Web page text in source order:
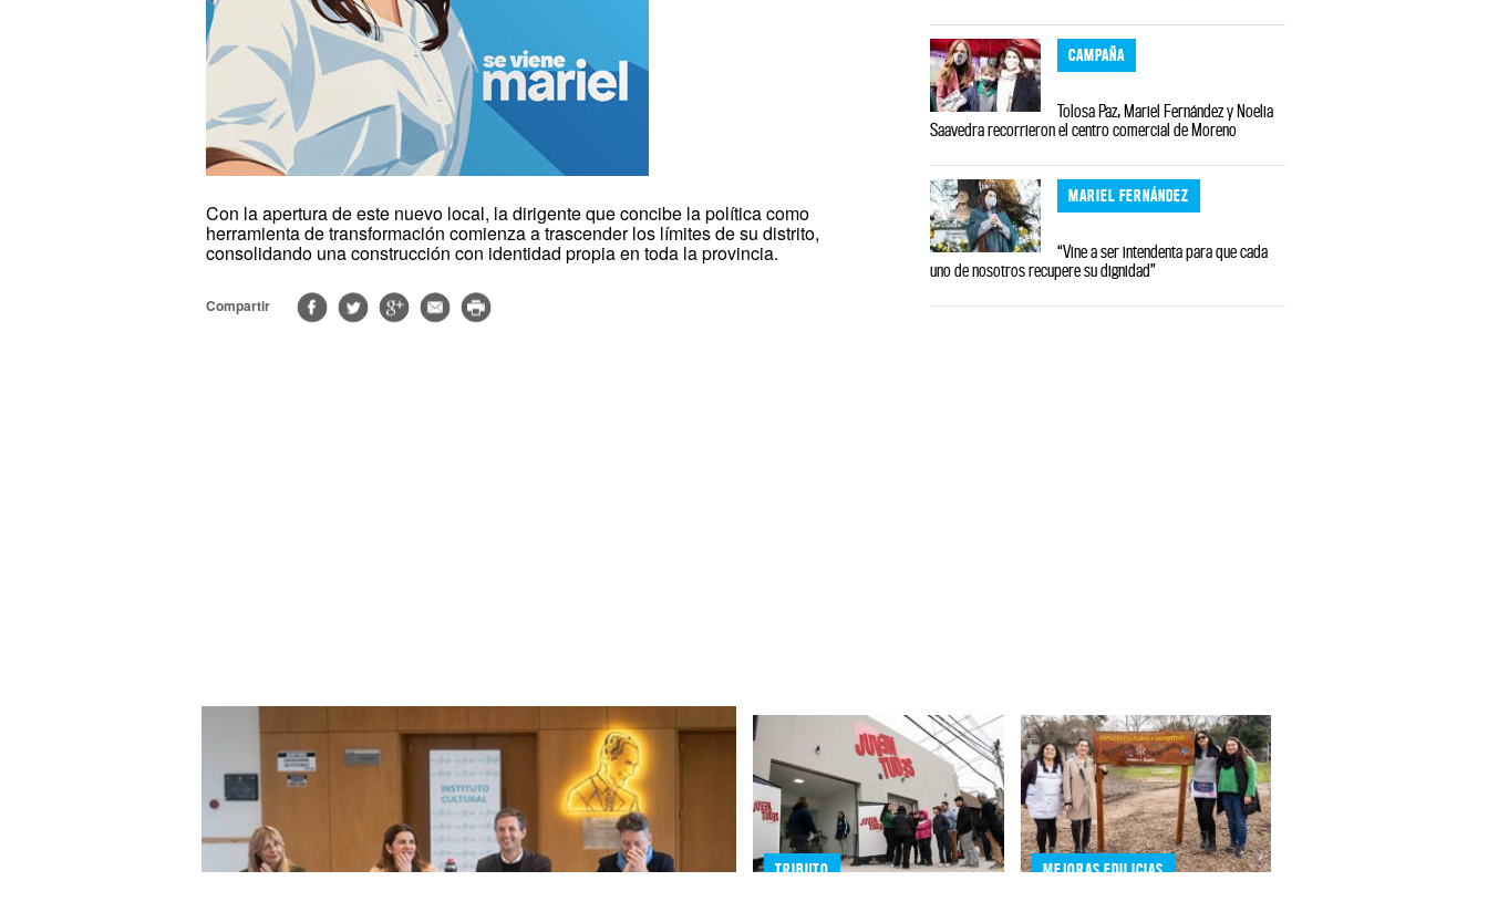
Con la apertura de este nuevo local, la dirigente que concibe la política como
herramienta de transformación comienza a trascender los límites de su distrito,
consolidando una construcción con identidad propia en toda la provincia.
Compartir
CAMPAÑA
Tolosa Paz, Mariel Fernández y Noelia
Saavedra recorrieron el centro comercial de Moreno
MARIEL FERNÁNDEZ
“Vine a ser intendenta para que cada
uno de nosotros recupere su dignidad”